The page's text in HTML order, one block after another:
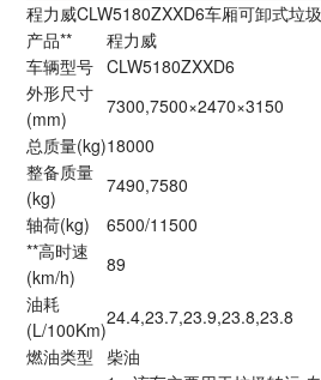
程力威CLW5180ZXXD6车厢可卸式垃
产品**
程力威
车辆型号 CLW5180ZXXD6
外形尺寸
(mm)
7300,7500×2470×3150
总质量(kg)18000
整备质量
(kg)
7490,7580
轴荷(kg)
6500/11500
**高时速
(km/h)
89
油耗
(L/100Km)
24.4,23.7,23.9,23.8,23.8
燃油类型
柴油